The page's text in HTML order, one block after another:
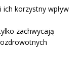
ich korzystny wpływ
zachwycają